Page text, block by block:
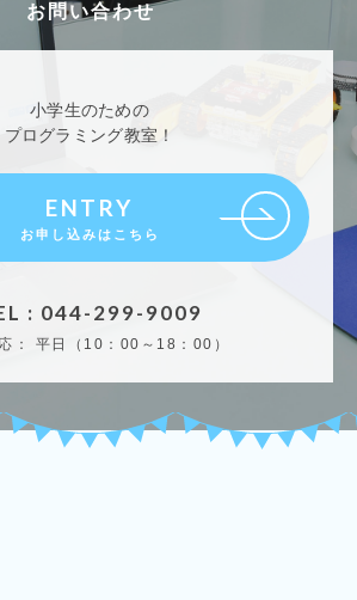
お問い合わせ
小学生のための
プログラミング教室！
ENTRY
お申し込みはこちら
: 044-299-9009
： 平日（10：00～18：00）